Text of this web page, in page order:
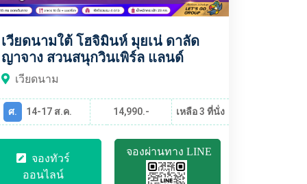
เวียดนามใต้ โฮจิมินห์ มุยเน่ ดาลัด
ญาจาง สวนสนุกวินเพิร์ล แลนด์
เวียดนาม
ศ. 14-17 ส.ค. 14,990.- เหลือ 3 ที่นั่ง
จองทัวร์
ออนไลน์
จองผ่านทาง LINE